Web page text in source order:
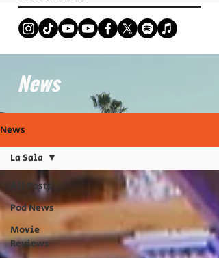
News
News
All Posts
Pod News
Movie
Reviews
La Sala